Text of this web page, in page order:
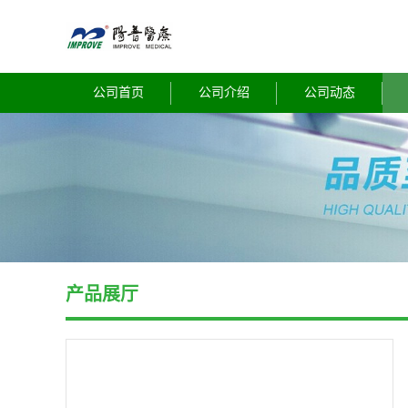
公司首页 公司介绍 公司动态
产品展厅